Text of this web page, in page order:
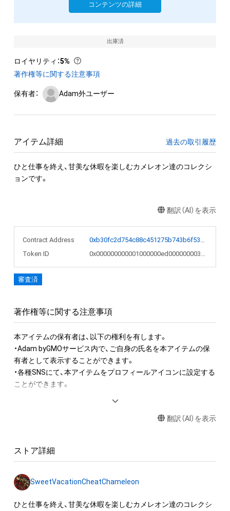
コンテンツの詳細
出庫済
ロイヤリティ ：5%
著作権等に関する注意事項
保有者： Adam外ユーザー
アイテム詳細 過去の取引履歴
ひと仕事を終え、甘美な休暇を楽しむカメレオン達のコレクシ
ョンです。
翻訳（AI）を表示
Contract Address
Token ID
審査済
著作権等に関する注意事項
本アイテムの保有者は、以下の権利を有します。
・Adam byGMOサービス内で、ご自身の氏名を本アイテムの保
有者として表示することができます。
・各種SNSにて、本アイテムをプロフィールアイコンに設定する
ことができます。
ます。許諾無く商用利用・複製・改変・公開及び領布することを
翻訳（AI）を表示
ストア詳細
SweetVacationCheatChameleon
ひと仕事を終え、甘美な休暇を楽しむカメレオン達のコレクシ